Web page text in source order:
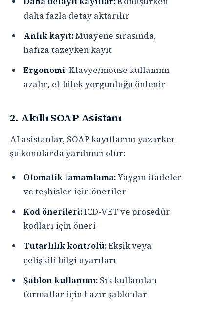
daha fazla detay aktarılır
Anlık kayıt:Muayene sırasında,
hafıza tazeyken kayıt
Ergonomi:Klavye/mouse kullanımı
azalır, el-bilek yorgunluğu önlenir
2. Akıllı SOAP Asistanı
AI asistanlar, SOAP kayıtlarını yazarken
şu konularda yardımcı olur:
Otomatik tamamlama:Yaygın ifadeler
ve teşhisler için öneriler
Kod önerileri:ICD-VET ve prosedür
kodları için öneri
Tutarlılık kontrolü:Eksik veya
çelişkili bilgi uyarıları
Şablon kullanımı: Sık kullanılan
formatlar için hazır şablonlar